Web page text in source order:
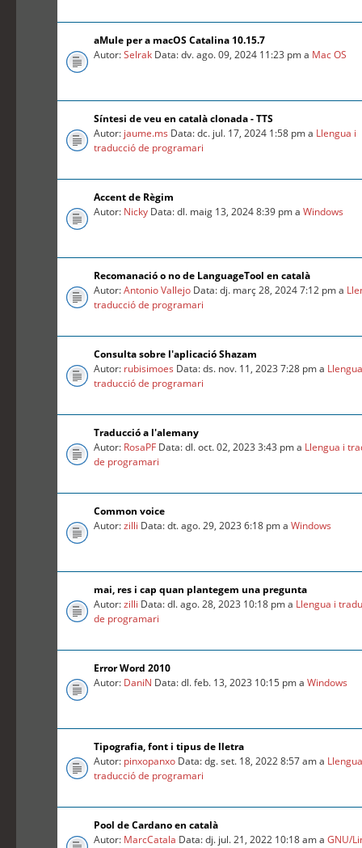
aMule per a macOS Catalina 10.15.7
Autor:Selrak Data: dv. ago. 09, 2024 11:23 pm a Mac OS
Síntesi de veu en català clonada - TTS
Autor: jaume.ms Data: dc. jul. 17, 2024 1:58 pm a Llengua i
traducció de programari
Accent de Règim
Autor: Nicky Data: dl. maig 13, 2024 8:39 pm aWindows
Recomanació o no de LanguageTool en català
Autor:Antonio Vallejo Data: dj. març 28, 2024 7:12 pm a
traducció de programari
Consulta sobre l'aplicació Shazam
Autor: rubisimoes Data: ds. nov. 11, 2023 7:28 pm a
traducció de programari
Traducció a l'alemany
Autor: RosaPF Data: dl. oct. 02, 2023 3:43 pm a Llengua i
de programari
Common voice
Autor:zilli Data: dt. ago. 29, 2023 6:18 pm aWindows
mai, res i cap quan plantegem una pregunta
Autor:zilli Data: dl. ago. 28, 2023 10:18 pm a Llengua i
de programari
Error Word 2010
Autor: DaniN Data: dl. feb. 13, 2023 10:15 pm aWindows
Tipografia, font i tipus de lletra
Autor: pinxopanxo Data: dg. set. 18, 2022 8:57 am a
traducció de programari
Pool de Cardano en català
Autor: MarcCatala Data: dj. jul. 21, 2022 10:18 am aGNU/